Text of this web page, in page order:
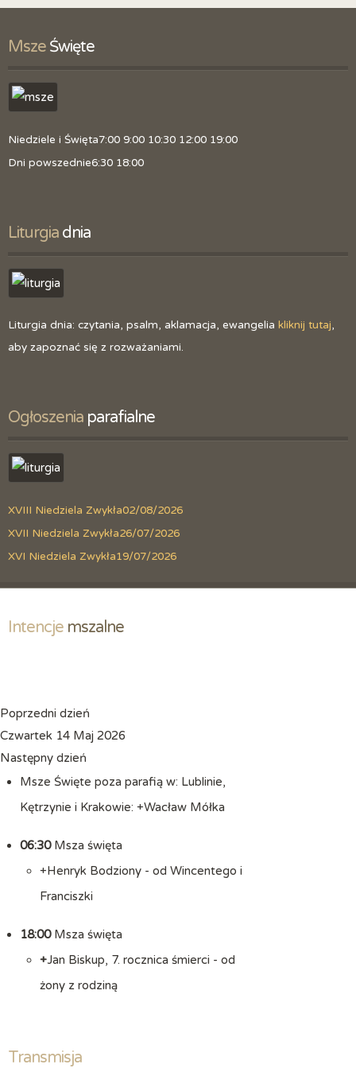
Msze Święte
Niedziele i Święta7:00 9:00 10:30 12:00 19:00
Dni powszednie6:30 18:00
Liturgia dnia
Liturgia dnia: czytania, psalm, aklamacja, ewangelia kliknij tutaj,
aby zapoznać się z rozważaniami.
Ogłoszenia parafialne
XVIII Niedziela Zwykła02/08/2026
XVII Niedziela Zwykła26/07/2026
XVI Niedziela Zwykła19/07/2026
Intencje mszalne
Poprzedni dzień
Czwartek 14 Maj 2026
Następny dzień
Msze Święte poza parafią w: Lublinie,
Kętrzynie i Krakowie: +Wacław Mółka
06:30 Msza święta
+Henryk Bodziony - od Wincentego i
Franciszki
18:00 Msza święta
+Jan Biskup, 7. rocznica śmierci - od
żony z rodziną
Transmisja